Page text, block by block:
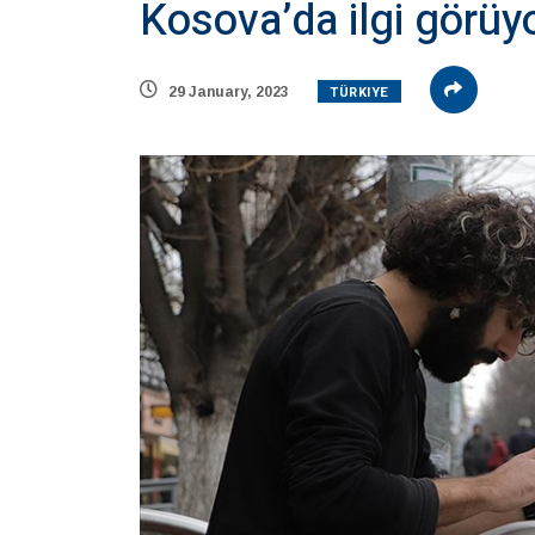
Kosova’da ilgi
29 January, 2023 TÜRKIYE